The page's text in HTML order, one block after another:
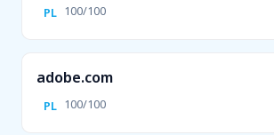
PL 100/100
adobe.com
PL 100/100